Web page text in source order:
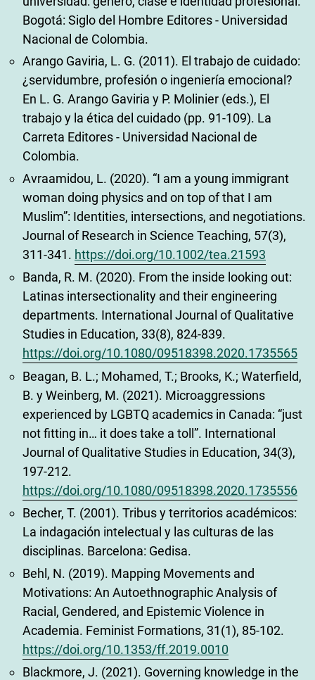
Bogotá: Siglo del Hombre Editores - Universidad
Nacional de Colombia.
Arango Gaviria, L. G. (2011). El trabajo de cuidado:
¿servidumbre, profesión o ingeniería emocional?
En L. G. Arango Gaviria y P. Molinier (eds.), El
trabajo y la ética del cuidado (pp. 91-109). La
Carreta Editores - Universidad Nacional de
Colombia.
Avraamidou, L. (2020). “I am a young immigrant
woman doing physics and on top of that I am
Muslim”: Identities, intersections, and negotiations.
Journal of Research in Science Teaching, 57(3),
311-341. https://doi.org/10.1002/tea.21593
Banda, R. M. (2020). From the inside looking out:
Latinas intersectionality and their engineering
departments. International Journal of Qualitative
Studies in Education, 33(8), 824-839.
https://doi.org/10.1080/09518398.2020.1735565
Beagan, B. L.; Mohamed, T.; Brooks, K.; Waterfield,
B. y Weinberg, M. (2021). Microaggressions
experienced by LGBTQ academics in Canada: “just
not fitting in… it does take a toll”. International
Journal of Qualitative Studies in Education, 34(3),
197-212.
https://doi.org/10.1080/09518398.2020.1735556
Becher, T. (2001). Tribus y territorios académicos:
La indagación intelectual y las culturas de las
disciplinas. Barcelona: Gedisa.
Behl, N. (2019). Mapping Movements and
Motivations: An Autoethnographic Analysis of
Racial, Gendered, and Epistemic Violence in
Academia. Feminist Formations, 31(1), 85-102.
https://doi.org/10.1353/ff.2019.0010
Blackmore, J. (2021). Governing knowledge in the